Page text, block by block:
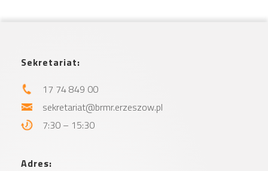
Sekretariat:
17 74 849 00
sekretariat@brmr.erzeszow.pl
7:30 – 15:30
Adres: